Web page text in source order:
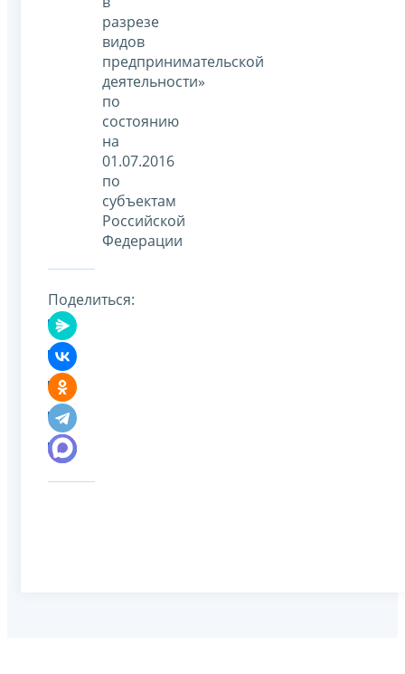
разрезе
видов
предпринимательской
деятельности»
по
состоянию
на
01.07.2016
по
субъектам
Российской
Федерации
Поделиться: